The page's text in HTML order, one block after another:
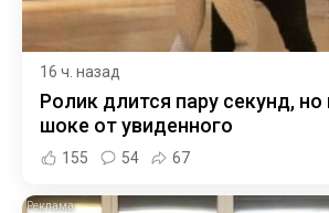
16 ч. назад
Ролик длится пару секунд,
шоке от увиденного
155 54 67